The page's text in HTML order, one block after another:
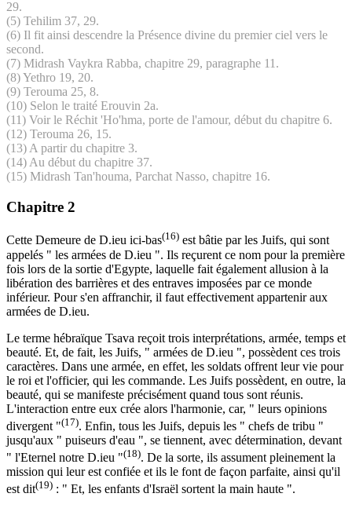
29.
(5) Tehilim 37, 29.
(6) Il fit ainsi descendre la Présence divine du premier ciel vers le
second.
(7) Midrash Vaykra Rabba, chapitre 29, paragraphe 11.
(8) Yethro 19, 20.
(9) Terouma 25, 8.
(10) Selon le traité Erouvin 2a.
(11) Voir le Réchit 'Ho'hma, porte de l'amour, début du chapitre 6.
(12) Terouma 26, 15.
(13) A partir du chapitre 3.
(14) Au début du chapitre 37.
(15) Midrash Tan'houma, Parchat Nasso, chapitre 16.
Chapitre 2
Cette Demeure de D.ieu ici-bas(16) est bâtie par les Juifs, qui sont
appelés " les armées de D.ieu ". Ils reçurent ce nom pour la première
fois lors de la sortie d'Egypte, laquelle fait également allusion à la
libération des barrières et des entraves imposées par ce monde
inférieur. Pour s'en affranchir, il faut effectivement appartenir aux
armées de D.ieu.
Le terme hébraïque Tsava reçoit trois interprétations, armée, temps et
beauté. Et, de fait, les Juifs, " armées de D.ieu ", possèdent ces trois
caractères. Dans une armée, en effet, les soldats offrent leur vie pour
le roi et l'officier, qui les commande. Les Juifs possèdent, en outre, la
beauté, qui se manifeste précisément quand tous sont réunis.
L'interaction entre eux crée alors l'harmonie, car, " leurs opinions
divergent "(17). Enfin, tous les Juifs, depuis les " chefs de tribu "
jusqu'aux " puiseurs d'eau ", se tiennent, avec détermination, devant
" l'Eternel notre D.ieu "(18). De la sorte, ils assument pleinement la
mission qui leur est confiée et ils le font de façon parfaite, ainsi qu'il
est dit(19) : " Et, les enfants d'Israël sortent la main haute ".